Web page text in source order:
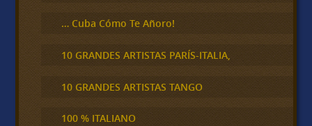
… Cuba Cómo Te Añoro!
10 GRANDES ARTISTAS PARÍS-ITALIA,
10 GRANDES ARTISTAS TANGO
100 % ITALIANO